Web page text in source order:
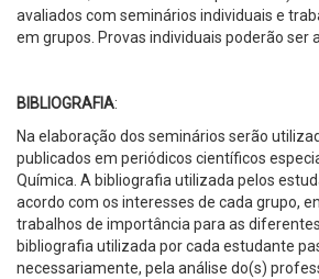
avaliados com seminários individuais e
em grupos. Provas individuais poderão ser
BIBLIOGRAFIA:
Na elaboração dos seminários serão
publicados em periódicos científicos
Química. A bibliografia utilizada pelos
acordo com os interesses de cada grupo,
trabalhos de importância para as
bibliografia utilizada por cada estudante
necessariamente, pela análise do(s)